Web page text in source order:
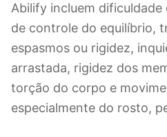
Abilify incluem dificuldade
de controle do equilíbrio,
espasmos ou rigidez,
arrastada, rigidez dos
torção do corpo e
especialmente do rosto,